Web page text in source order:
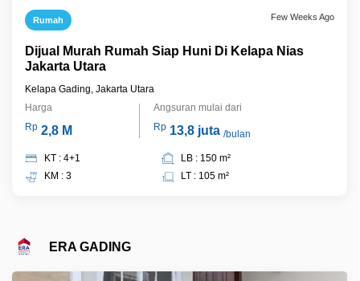
Rumah Few Weeks Ago
Dijual Murah Rumah Siap Huni Di Kelapa Nias
Jakarta Utara
Kelapa Gading, Jakarta Utara
Harga
Rp 2,8 M
Angsuran mulai dari
Rp 13,8 juta /bulan
KT : 4+1
KM : 3
LB : 150 m²
LT : 105 m²
ERA GADING